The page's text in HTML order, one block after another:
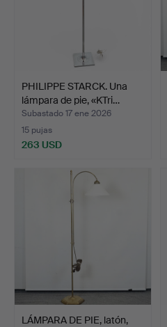
PHILIPPE STARCK. Una
lámpara de pie, «KTri…
Subastado 17 ene 2026
15 pujas
263 USD
LÁMPARA DE PIE, latón,